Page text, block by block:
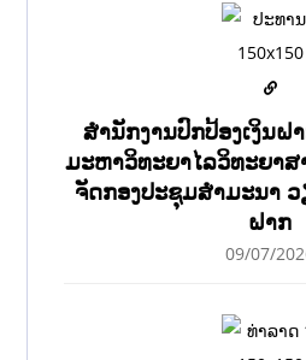
ສຳນັກງານປົກປ້ອງເງິນຝ
ມະຫາວິທະຍາໄລວິທະຍາ
ຈັດກອງປະຊຸມສຳມະນາ ວ
ຝາກ
09/07/